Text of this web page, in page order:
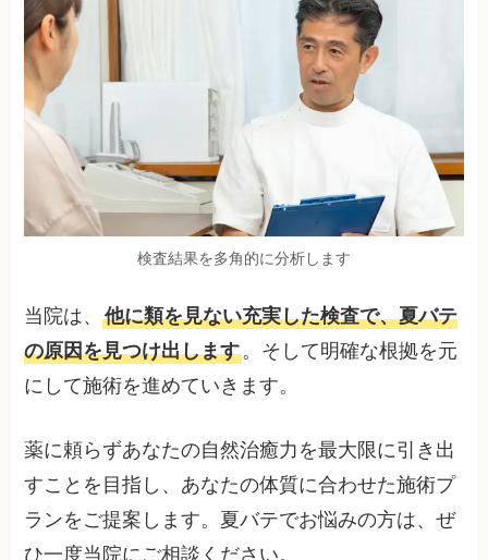
検査結果を多角的に分析します
当院は、他に類を見ない充実した検査で、夏バテ
の原因を見つけ出します。そして明確な根拠を元
にして施術を進めていきます。
薬に頼らずあなたの自然治癒力を最大限に引き出
すことを目指し、あなたの体質に合わせた施術プ
ランをご提案します。夏バテでお悩みの方は、ぜ
ひ一度当院にご相談ください。